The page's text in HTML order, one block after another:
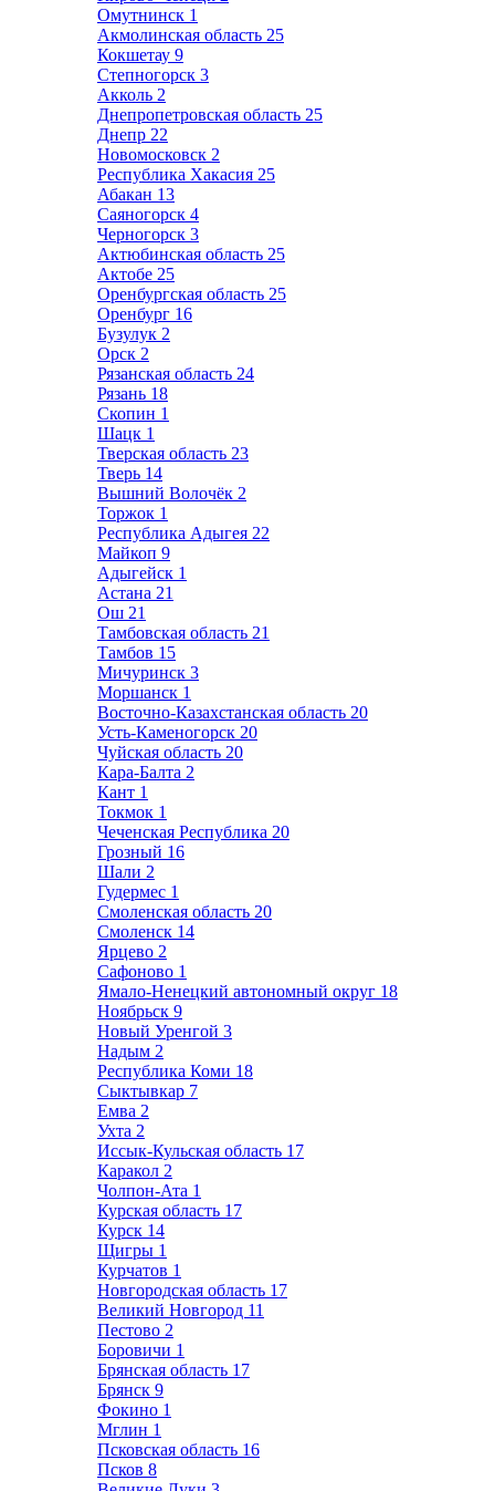
Омутнинск 1
Акмолинская область 25
Кокшетау 9
Степногорск 3
Акколь 2
Днепропетровская область 25
Днепр 22
Новомосковск 2
Республика Хакасия 25
Абакан 13
Саяногорск 4
Черногорск 3
Актюбинская область 25
Актобе 25
Оренбургская область 25
Оренбург 16
Бузулук 2
Орск 2
Рязанская область 24
Рязань 18
Скопин 1
Шацк 1
Тверская область 23
Тверь 14
Вышний Волочёк 2
Торжок 1
Республика Адыгея 22
Майкоп 9
Адыгейск 1
Астана 21
Ош 21
Тамбовская область 21
Тамбов 15
Мичуринск 3
Моршанск 1
Восточно-Казахстанская область 20
Усть-Каменогорск 20
Чуйская область 20
Кара-Балта 2
Кант 1
Токмок 1
Чеченская Республика 20
Грозный 16
Шали 2
Гудермес 1
Смоленская область 20
Смоленск 14
Ярцево 2
Сафоново 1
Ямало-Ненецкий автономный округ 18
Ноябрьск 9
Новый Уренгой 3
Надым 2
Республика Коми 18
Сыктывкар 7
Емва 2
Ухта 2
Иссык-Кульская область 17
Каракол 2
Чолпон-Ата 1
Курская область 17
Курск 14
Щигры 1
Курчатов 1
Новгородская область 17
Великий Новгород 11
Пестово 2
Боровичи 1
Брянская область 17
Брянск 9
Фокино 1
Мглин 1
Псковская область 16
Псков 8